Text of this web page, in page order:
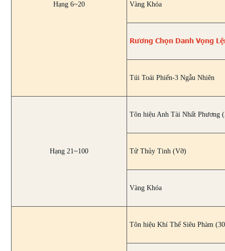
Hạng 6~20 Vàng Khóa
Rương Chọn Danh Vọng
Túi Toái Phiến-3 Ngẫu Nhiên
Hạng 21~100
Tôn hiệu Anh Tài Nhất Phương
Tử Thủy Tinh (Vỡ)
Vàng Khóa
Tôn hiệu Khí Thế Siêu Phàm